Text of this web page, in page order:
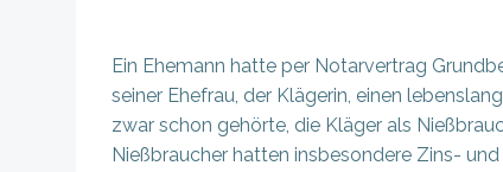
Ein Ehemann hatte per Notarvertrag
seiner Ehefrau, der Klägerin, einen
zwar schon gehörte, die Kläger als
Nießbraucher hatten insbesondere Zins-